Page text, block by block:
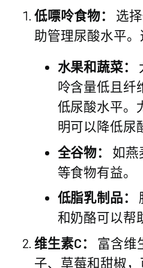
低嘌呤食物：
选
助管理尿酸水平。
水果和蔬菜：
呤含量低且纤
低尿酸水平。
明可以降低尿
全谷物：
如燕
等食物有益。
低脂乳制品：
和奶酪可以帮
维生素C：
富含维
子、草莓和甜椒